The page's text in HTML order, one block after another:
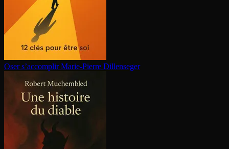
Oser s’accomplir Marie-Pierre Dillenseger